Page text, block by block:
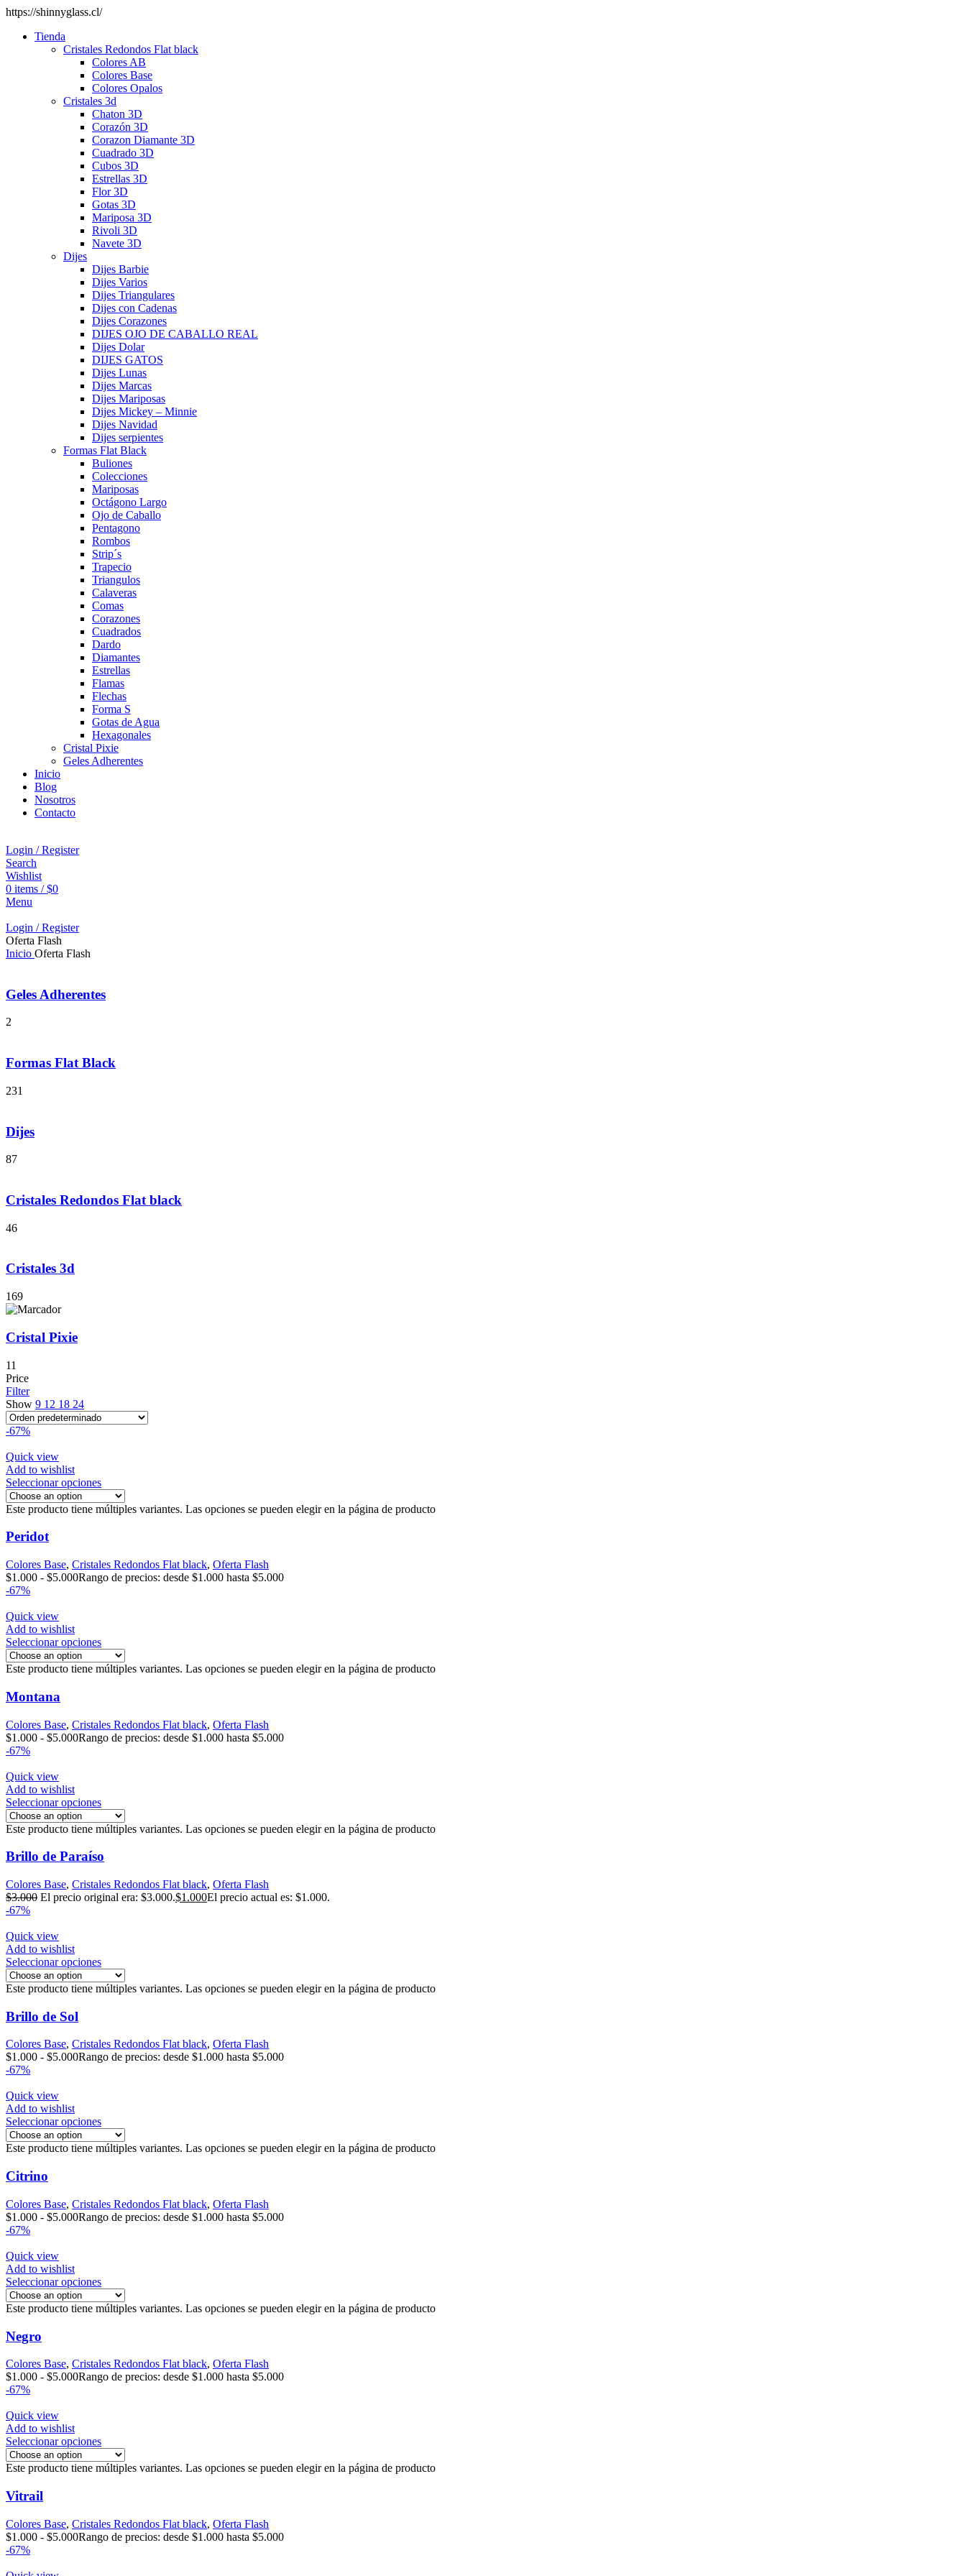
https://shinnyglass.cl/
Tienda
Cristales Redondos Flat black
Colores AB
Colores Base
Colores Opalos
Cristales 3d
Chaton 3D
Corazón 3D
Corazon Diamante 3D
Cuadrado 3D
Cubos 3D
Estrellas 3D
Flor 3D
Gotas 3D
Mariposa 3D
Rivoli 3D
Navete 3D
Dijes
Dijes Barbie
Dijes Varios
Dijes Triangulares
Dijes con Cadenas
Dijes Corazones
DIJES OJO DE CABALLO REAL
Dijes Dolar
DIJES GATOS
Dijes Lunas
Dijes Marcas
Dijes Mariposas
Dijes Mickey – Minnie
Dijes Navidad
Dijes serpientes
Formas Flat Black
Buliones
Colecciones
Mariposas
Octágono Largo
Ojo de Caballo
Pentagono
Rombos
Strip´s
Trapecio
Triangulos
Calaveras
Comas
Corazones
Cuadrados
Dardo
Diamantes
Estrellas
Flamas
Flechas
Forma S
Gotas de Agua
Hexagonales
Cristal Pixie
Geles Adherentes
Inicio
Blog
Nosotros
Contacto
Login / Register
Search
Wishlist
0 items / $0
Menu
Login / Register
Oferta Flash
Inicio Oferta Flash
Geles Adherentes
2
Formas Flat Black
231
Dijes
87
Cristales Redondos Flat black
46
Cristales 3d
169
Cristal Pixie
11
Price
Filter
Show 9 12 18 24
-67%
Quick view
Add to wishlist
Seleccionar opciones
Este producto tiene múltiples variantes. Las opciones se pueden elegir en la página de producto
Peridot
Colores Base, Cristales Redondos Flat black, Oferta Flash
$1.000 - $5.000Rango de precios: desde $1.000 hasta $5.000
-67%
Quick view
Add to wishlist
Seleccionar opciones
Este producto tiene múltiples variantes. Las opciones se pueden elegir en la página de producto
Montana
Colores Base, Cristales Redondos Flat black, Oferta Flash
$1.000 - $5.000Rango de precios: desde $1.000 hasta $5.000
-67%
Quick view
Add to wishlist
Seleccionar opciones
Este producto tiene múltiples variantes. Las opciones se pueden elegir en la página de producto
Brillo de Paraíso
Colores Base, Cristales Redondos Flat black, Oferta Flash
$3.000 El precio original era: $3.000.$1.000El precio actual es: $1.000.
-67%
Quick view
Add to wishlist
Seleccionar opciones
Este producto tiene múltiples variantes. Las opciones se pueden elegir en la página de producto
Brillo de Sol
Colores Base, Cristales Redondos Flat black, Oferta Flash
$1.000 - $5.000Rango de precios: desde $1.000 hasta $5.000
-67%
Quick view
Add to wishlist
Seleccionar opciones
Este producto tiene múltiples variantes. Las opciones se pueden elegir en la página de producto
Citrino
Colores Base, Cristales Redondos Flat black, Oferta Flash
$1.000 - $5.000Rango de precios: desde $1.000 hasta $5.000
-67%
Quick view
Add to wishlist
Seleccionar opciones
Este producto tiene múltiples variantes. Las opciones se pueden elegir en la página de producto
Negro
Colores Base, Cristales Redondos Flat black, Oferta Flash
$1.000 - $5.000Rango de precios: desde $1.000 hasta $5.000
-67%
Quick view
Add to wishlist
Seleccionar opciones
Este producto tiene múltiples variantes. Las opciones se pueden elegir en la página de producto
Vitrail
Colores Base, Cristales Redondos Flat black, Oferta Flash
$1.000 - $5.000Rango de precios: desde $1.000 hasta $5.000
-67%